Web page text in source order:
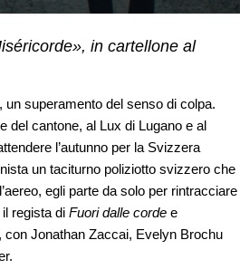
in cartellone al
superamento del senso di colpa.
del cantone, al Lux di Lugano e al
l’autunno per la Svizzera
un taciturno poliziotto svizzero che
egli parte da solo per rintracciare
regista di Fuori dalle corde e
Jonathan Zaccai, Evelyn Brochu